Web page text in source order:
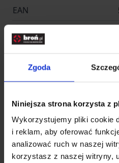
Zgoda
Niniejsza strona korzysta z
Wykorzystujemy pliki cookie
i reklam, aby oferować
analizować ruch w naszej
korzystasz z naszej witryny,
EAN
Producent
Nazwa
Kraj
Adres